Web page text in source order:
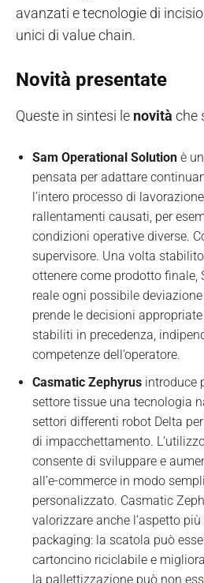
avanzati e tecnologie di
unici di value chain.
Novità presentate
Queste in sintesi le novità che
Sam Operational Solution è
pensata per adattare
l’intero processo di
rallentamenti causati, per
condizioni operative diverse.
supervisore. Una volta
ottenere come prodotto
reale ogni possibile
prende le decisioni
stabiliti in precedenza,
competenze dell’operatore.
Casmatic Zephyrus introduce
settore tissue una tecnologia
settori differenti robot Delta
di impacchettamento.
consente di sviluppare e
all’e-commerce in modo
personalizzato. Casmatic
valorizzare anche l’aspetto
packaging: la scatola può
cartoncino riciclabile e
la pallettizzazione può non